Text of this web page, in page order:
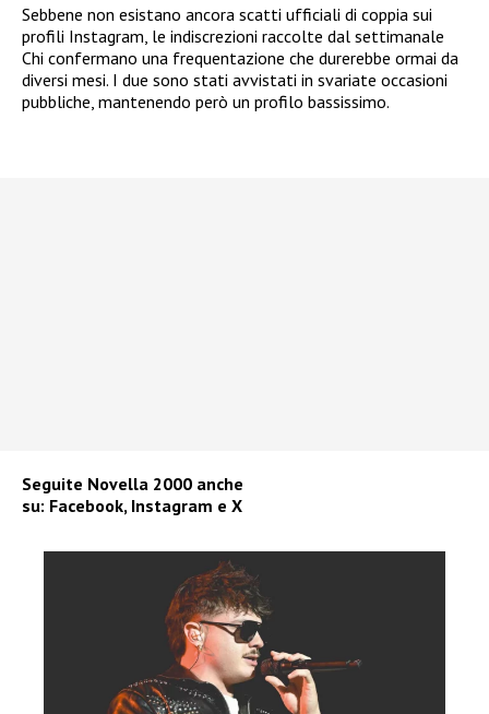
Sebbene non esistano ancora scatti ufficiali di coppia sui
profili Instagram, le indiscrezioni raccolte dal settimanale
Chi confermano una frequentazione che durerebbe ormai da
diversi mesi. I due sono stati avvistati in svariate occasioni
pubbliche, mantenendo però un profilo bassissimo.
Seguite Novella 2000 anche
su: Facebook, Instagram e X